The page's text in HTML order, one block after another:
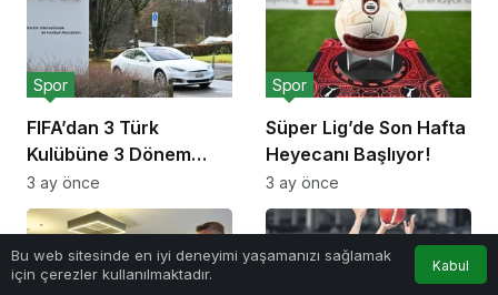
FIFA’dan 3 Türk
Kulübüne 3 Dönem
Transfer Yasağı!
Spor
3 ay önce
Süper Lig’de Son Hafta
Heyecanı Başlıyor!
Spor
3 ay önce
Bu web sitesinde en iyi deneyimi yaşamanızı sağlamak
için çerezler kullanılmaktadır.
Kabul